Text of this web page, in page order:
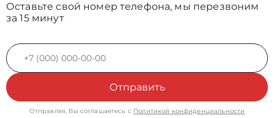
Оставьте свой номер телефона, мы перезвоним
за 15 минут
Отправить
Отправляя, Вы соглашаетесь с Политикой конфиденциальности